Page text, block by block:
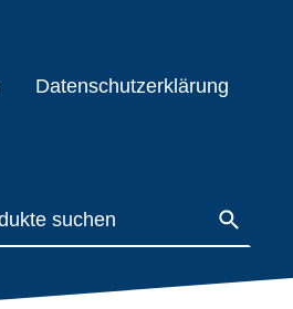
Datenschutzerklärung